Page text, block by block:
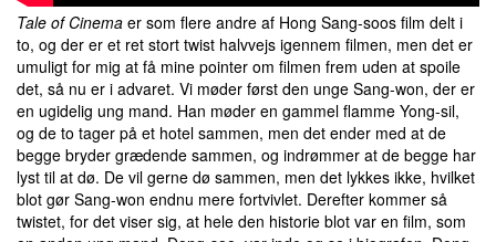
Tale of Cinema er som flere andre af Hong Sang-soos film delt i
to, og der er et ret stort twist halvvejs igennem filmen, men det er
umuligt for mig at få mine pointer om filmen frem uden at spoile
det, så nu er i advaret. Vi møder først den unge Sang-won, der er
en ugidelig ung mand. Han møder en gammel flamme Yong-sil,
og de to tager på et hotel sammen, men det ender med at de
begge bryder grædende sammen, og indrømmer at de begge har
lyst til at dø. De vil gerne dø sammen, men det lykkes ikke, hvilket
blot gør Sang-won endnu mere fortvivlet. Derefter kommer så
twistet, for det viser sig, at hele den historie blot var en film, som